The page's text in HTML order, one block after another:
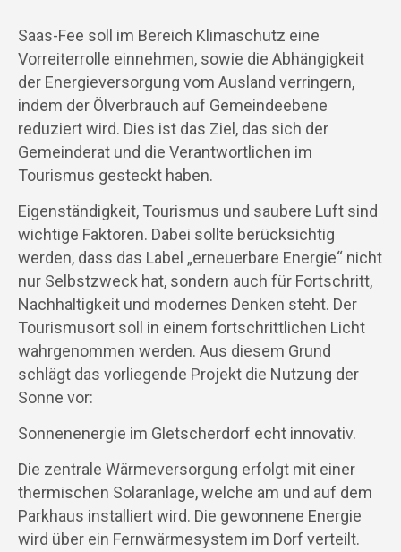
Saas-Fee soll im Bereich Klimaschutz eine
Vorreiterrolle einnehmen, sowie die Abhängigkeit
der Energieversorgung vom Ausland verringern,
indem der Ölverbrauch auf Gemeindeebene
reduziert wird. Dies ist das Ziel, das sich der
Gemeinderat und die Verantwortlichen im
Tourismus gesteckt haben.
Eigenständigkeit, Tourismus und saubere Luft sind
wichtige Faktoren. Dabei sollte berücksichtig
werden, dass das Label „erneuerbare Energie“ nicht
nur Selbstzweck hat, sondern auch für Fortschritt,
Nachhaltigkeit und modernes Denken steht. Der
Tourismusort soll in einem fortschrittlichen Licht
wahrgenommen werden. Aus diesem Grund
schlägt das vorliegende Projekt die Nutzung der
Sonne vor:
Sonnenenergie im Gletscherdorf echt innovativ.
Die zentrale Wärmeversorgung erfolgt mit einer
thermischen Solaranlage, welche am und auf dem
Parkhaus installiert wird. Die gewonnene Energie
wird über ein Fernwärmesystem im Dorf verteilt.